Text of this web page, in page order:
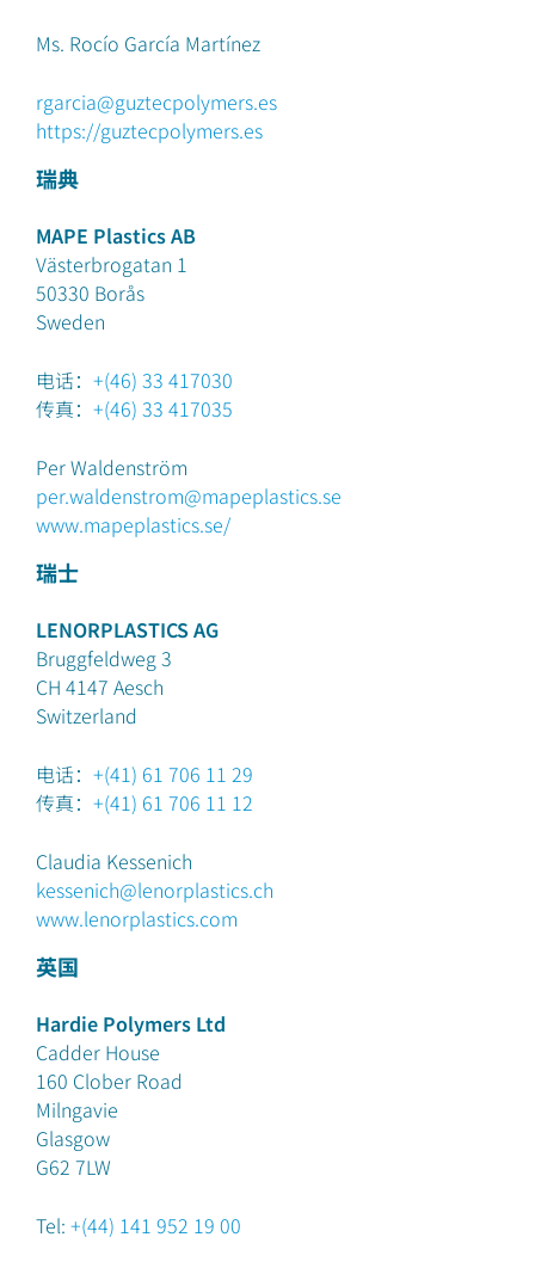
Ms. Rocío García Martínez
rgarcia@guztecpolymers.es
https://guztecpolymers.es
瑞典
MAPE Plastics AB
Västerbrogatan 1
50330 Borås
Sweden
电话： +(46) 33 417030
传真： +(46) 33 417035
Per Waldenström
per.waldenstrom@mapeplastics.se
www.mapeplastics.se/
瑞士
LENORPLASTICS AG
Bruggfeldweg 3
CH 4147 Aesch
Switzerland
电话： +(41) 61 706 11 29
传真： +(41) 61 706 11 12
Claudia Kessenich
kessenich@lenorplastics.ch
www.lenorplastics.com
英国
Hardie Polymers Ltd
Cadder House
160 Clober Road
Milngavie
Glasgow
G62 7LW
Tel: +(44) 141 952 19 00